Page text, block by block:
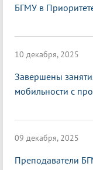
БГМУ в
10 декабря, 2025
Завершены
мобильности с
09 декабря, 2025
Преподаватели